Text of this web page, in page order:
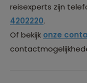
reisexperts zijn
4202220.
Of bekijk onze